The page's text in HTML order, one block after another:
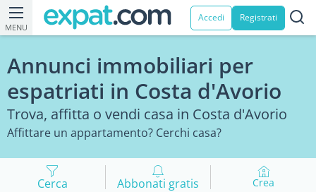
MENU
Accedi Registrati
Annunci immobiliari per
espatriati in Costa d'Avorio
Trova, affitta o vendi casa in Costa d'Avorio
Affittare un appartamento? Cerchi casa?
Cerca Abbonati gratis Crea